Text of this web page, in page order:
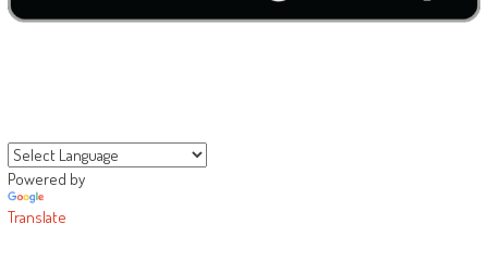
Powered by
Translate